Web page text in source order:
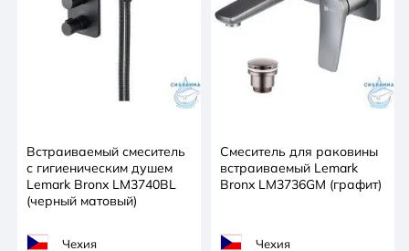
Встраиваемый смеситель
с гигиеническим душем
Lemark Bronx LM3740BL
(черный матовый)
Чехия
Смеситель для раковины
встраиваемый Lemark
Bronx LM3736GM (графит)
Чехия